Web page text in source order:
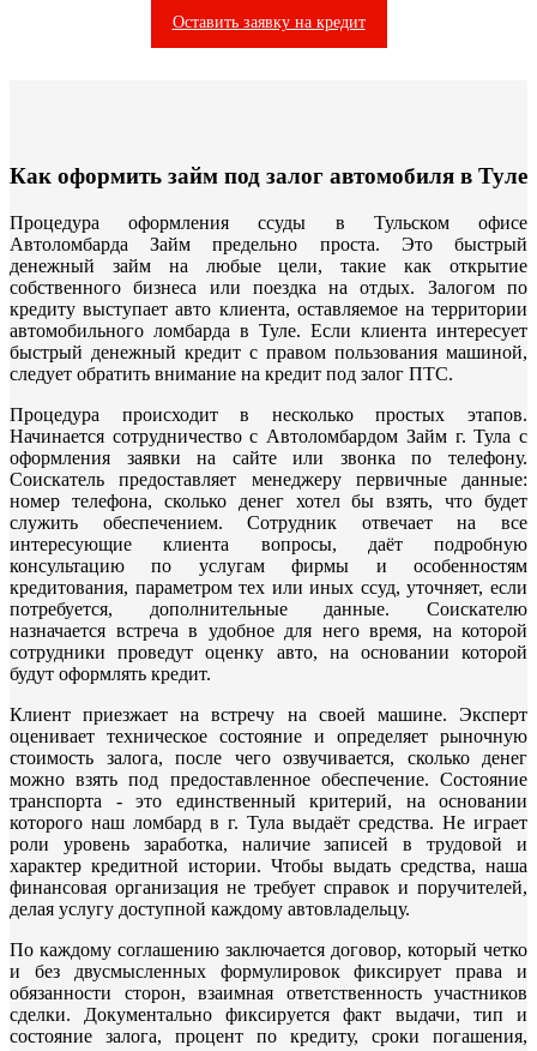
Оставить заявку на кредит
Как оформить займ под залог автомобиля в Туле
Процедура оформления ссуды в Тульском офисе
Автоломбарда Займ предельно проста. Это быстрый
денежный займ на любые цели, такие как открытие
собственного бизнеса или поездка на отдых. Залогом по
кредиту выступает авто клиента, оставляемое на территории
автомобильного ломбарда в Туле. Если клиента интересует
быстрый денежный кредит с правом пользования машиной,
следует обратить внимание на кредит под залог ПТС.
Процедура происходит в несколько простых этапов.
Начинается сотрудничество с Автоломбардом Займ г. Тула с
оформления заявки на сайте или звонка по телефону.
Соискатель предоставляет менеджеру первичные данные:
номер телефона, сколько денег хотел бы взять, что будет
служить обеспечением. Сотрудник отвечает на все
интересующие клиента вопросы, даёт подробную
консультацию по услугам фирмы и особенностям
кредитования, параметром тех или иных ссуд, уточняет, если
потребуется, дополнительные данные. Соискателю
назначается встреча в удобное для него время, на которой
сотрудники проведут оценку авто, на основании которой
будут оформлять кредит.
Клиент приезжает на встречу на своей машине. Эксперт
оценивает техническое состояние и определяет рыночную
стоимость залога, после чего озвучивается, сколько денег
можно взять под предоставленное обеспечение. Состояние
транспорта - это единственный критерий, на основании
которого наш ломбард в г. Тула выдаёт средства. Не играет
роли уровень заработка, наличие записей в трудовой и
характер кредитной истории. Чтобы выдать средства, наша
финансовая организация не требует справок и поручителей,
делая услугу доступной каждому автовладельцу.
По каждому соглашению заключается договор, который четко
и без двусмысленных формулировок фиксирует права и
обязанности сторон, взаимная ответственность участников
сделки. Документально фиксируется факт выдачи, тип и
состояние залога, процент по кредиту, сроки погашения,